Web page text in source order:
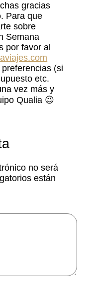
gracias
Para que
sobre
Semana
por favor al
(si
etc.
vez más y
Qualia 😉
no será
están